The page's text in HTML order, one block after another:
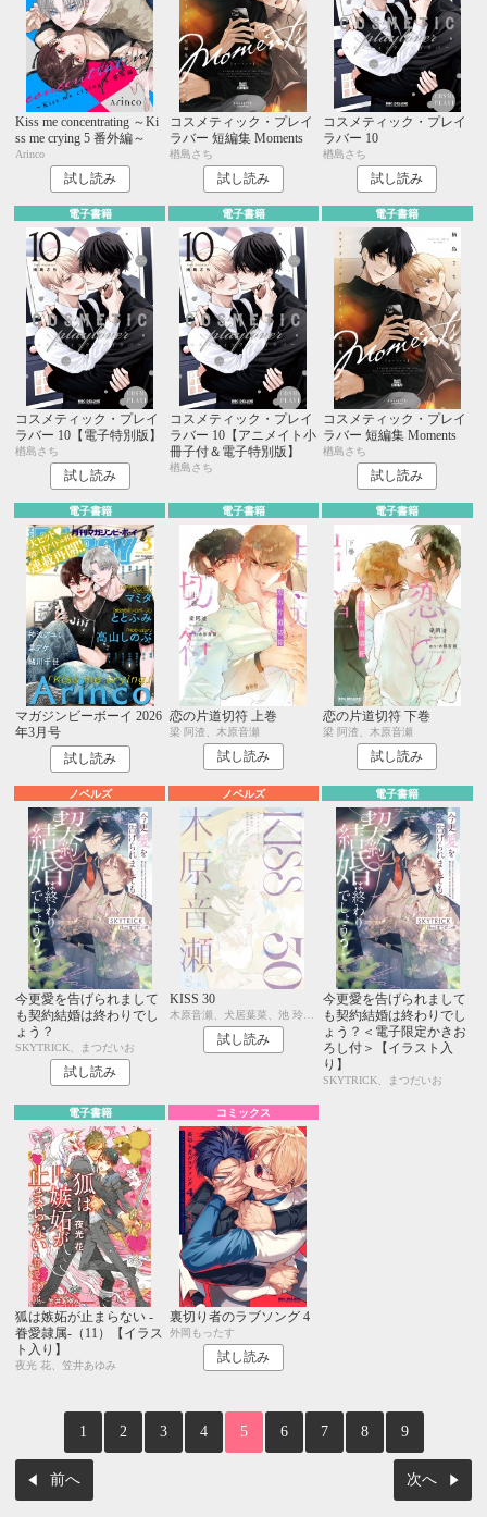
Kiss me concentrating ～Ki
ss me crying 5 番外編～
Arinco
試し読み
コスメティック・プレイ
ラバー 短編集 Moments
楢島さち
試し読み
コスメティック・プレイ
ラバー 10
楢島さち
試し読み
電子書籍
コスメティック・プレイ
ラバー 10【電子特別版】
楢島さち
試し読み
電子書籍
コスメティック・プレイ
ラバー 10【アニメイト小
冊子付＆電子特別版】
楢島さち
電子書籍
コスメティック・プレイ
ラバー 短編集 Moments
楢島さち
試し読み
電子書籍
マガジンビーボーイ 2026
年3月号
試し読み
電子書籍
恋の片道切符 上巻
梁 阿渣、木原音瀬
試し読み
電子書籍
恋の片道切符 下巻
梁 阿渣、木原音瀬
試し読み
ノベルズ
今更愛を告げられまして
も契約結婚は終わりでし
ょう？
SKYTRICK、まつだいお
試し読み
ノベルズ
KISS 30
木原音瀬、犬居葉菜、池 玲文、昼寝シアン
試し読み
電子書籍
今更愛を告げられまして
も契約結婚は終わりでし
ょう？＜電子限定かきお
ろし付＞【イラスト入
り】
SKYTRICK、まつだいお
電子書籍
狐は嫉妬が止まらない -
眷愛隷属-（11）【イラス
ト入り】
夜光 花、笠井あゆみ
コミックス
裏切り者のラブソング 4
外岡もったす
試し読み
前へ
1 2 3 4 5 6 7 8 9
次へ